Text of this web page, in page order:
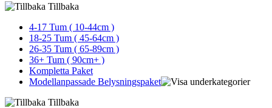
Tillbaka
4-17 Tum ( 10-44cm )
18-25 Tum ( 45-64cm )
26-35 Tum ( 65-89cm )
36+ Tum ( 90cm+ )
Kompletta Paket
Modellanpassade Belysningspaket
Tillbaka